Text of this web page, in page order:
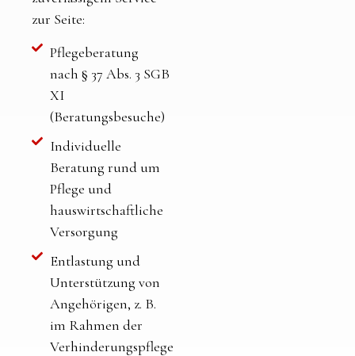
zur Seite:
Pflegeberatung
nach § 37 Abs. 3 SGB
XI
(Beratungsbesuche)
Individuelle
Beratung rund um
Pflege und
hauswirtschaftliche
Versorgung
Entlastung und
Unterstützung von
Angehörigen, z. B.
im Rahmen der
Verhinderungspflege